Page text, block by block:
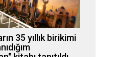
35 yıllık birikimi